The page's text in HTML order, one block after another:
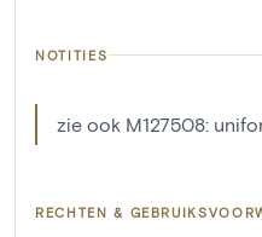
NOTITIES
zie ook M127508:
RECHTEN &